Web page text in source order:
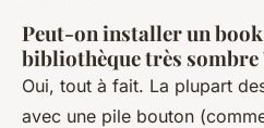
Peut-on installer un
bibliothèque très sombre
Oui, tout à fait. La plupart
avec une pile bouton